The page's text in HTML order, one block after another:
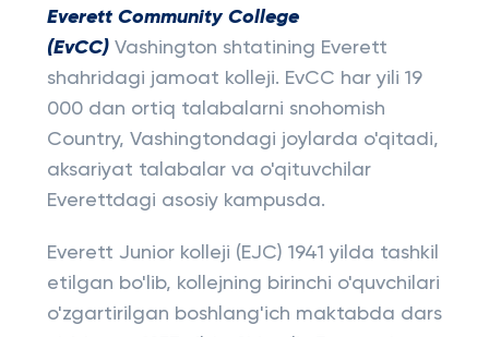
Everett Community College
(EvCC)Vashington shtatining Everett
shahridagi jamoat kolleji. EvCC har yili 19
000 dan ortiq talabalarni snohomish
Country, Vashingtondagi joylarda o'qitadi,
aksariyat talabalar va o'qituvchilar
Everettdagi asosiy kampusda.
Everett Junior kolleji (EJC) 1941 yilda tashkil
etilgan bo'lib, kollejning birinchi o'quvchilari
o'zgartirilgan boshlang'ich maktabda dars